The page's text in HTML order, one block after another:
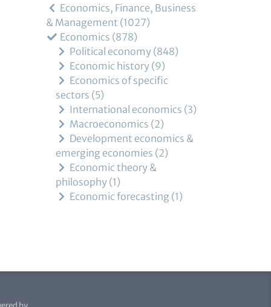
Economics, Finance, Business
& Management 1027
Economics 878
Political economy 848
Economic history 9
Economics of specific
sectors 5
International economics 3
Macroeconomics 2
Development economics &
emerging economies 2
Economic theory &
philosophy 1
Economic forecasting 1